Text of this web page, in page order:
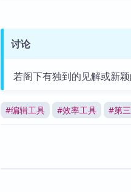
讨论
若阁下有独到的见解或新
#编辑工具 #效率工具 #第